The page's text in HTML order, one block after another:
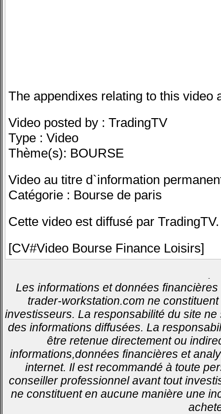
The appendixes relating to this video
Video posted by : TradingTV
Type : Video
Thème(s): BOURSE
Video au titre d`information
Catégorie : Bourse de paris
Cette video est diffusé par TradingTV.
[CV#Video Bourse Finance Loisirs]
-
Les informations et données
trader-workstation.com ne
investisseurs. La responsabilité du site
des informations diffusées. La
être retenue directement ou
informations,données financières et
internet. Il est recommandé à toute
conseiller professionnel avant tout
ne constituent en aucune manière une